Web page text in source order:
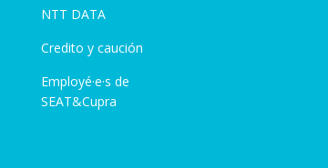
NTT DATA
Credito y caución
Employé·e·s de
SEAT&Cupra